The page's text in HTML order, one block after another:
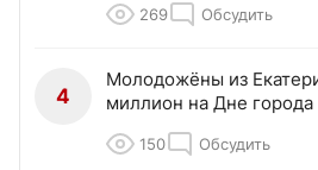
269 Обсудить
4
Молодожёны из
миллион на Дне города
150 Обсудить